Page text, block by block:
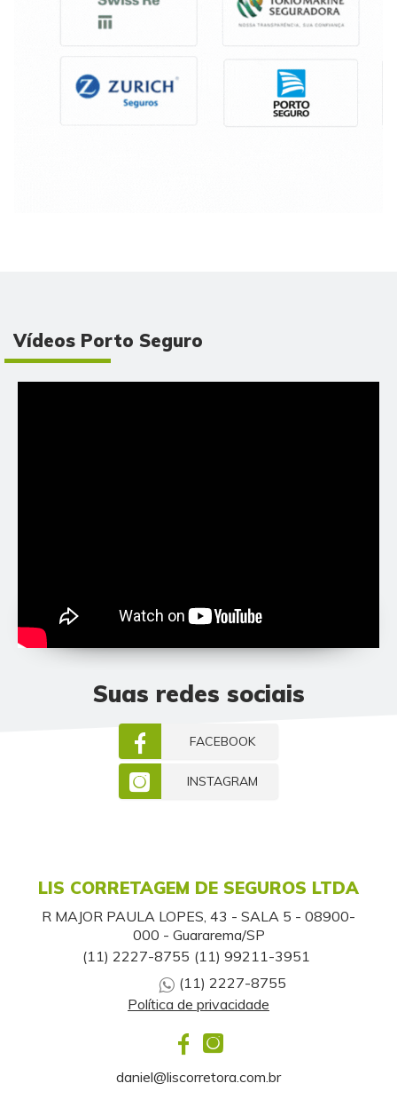
Vídeos Porto Seguro
Suas redes sociais
FACEBOOK
INSTAGRAM
LIS CORRETAGEM DE SEGUROS LTDA
R MAJOR PAULA LOPES, 43 - SALA 5 - 08900-
000 - Guararema/SP
(11) 2227-8755 (11) 99211-3951
(11) 2227-8755
Política de privacidade
daniel@liscorretora.com.br